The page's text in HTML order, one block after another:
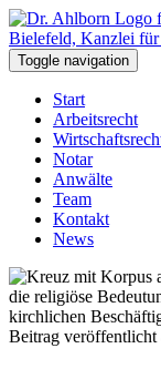
Toggle navigation
Start
Arbeitsrecht
Notar
Anwälte
Team
Kontakt
News
Beitrag